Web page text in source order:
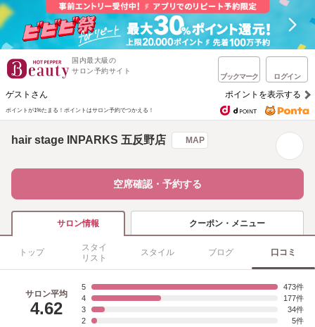
国内最大級の
サロン予約サイト
ブックマーク ログイン
ゲストさん ポイントを表示する
ポイントが1%たまる！ ポイントはサロン予約でつかえる！
hair stage INPARKS 五反野店 MAP
空席確認・予約する
サロン情報 クーポン・メニュー
トップ
スタイ
リスト
スタイル ブログ 口コミ
サロン平均
4.62
5
473
4
177
3
34
2
5